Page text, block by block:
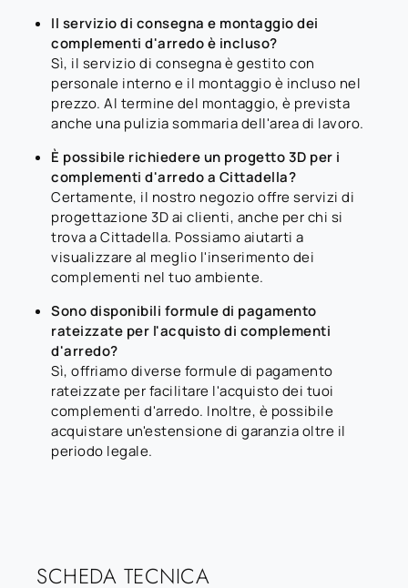
Il servizio di consegna e montaggio dei
complementi d'arredo è incluso?
Sì, il servizio di consegna è gestito con
personale interno e il montaggio è incluso nel
prezzo. Al termine del montaggio, è prevista
anche una pulizia sommaria dell'area di lavoro.
È possibile richiedere un progetto 3D per i
complementi d'arredo a Cittadella?
Certamente, il nostro negozio offre servizi di
progettazione 3D ai clienti, anche per chi si
trova a Cittadella. Possiamo aiutarti a
visualizzare al meglio l'inserimento dei
complementi nel tuo ambiente.
Sono disponibili formule di pagamento
rateizzate per l'acquisto di complementi
d'arredo?
Sì, offriamo diverse formule di pagamento
rateizzate per facilitare l'acquisto dei tuoi
complementi d'arredo. Inoltre, è possibile
acquistare un'estensione di garanzia oltre il
periodo legale.
SCHEDA TECNICA